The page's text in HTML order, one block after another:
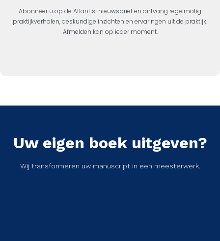
Abonneer u op de Atlantis-nieuwsbrief en ontvang regelmatig
praktijkverhalen, deskundige inzichten en ervaringen uit de praktijk.
Afmelden kan op ieder moment.
Uw eigen boek uitgeven?
Wij transformeren uw manuscript in een meesterwerk.